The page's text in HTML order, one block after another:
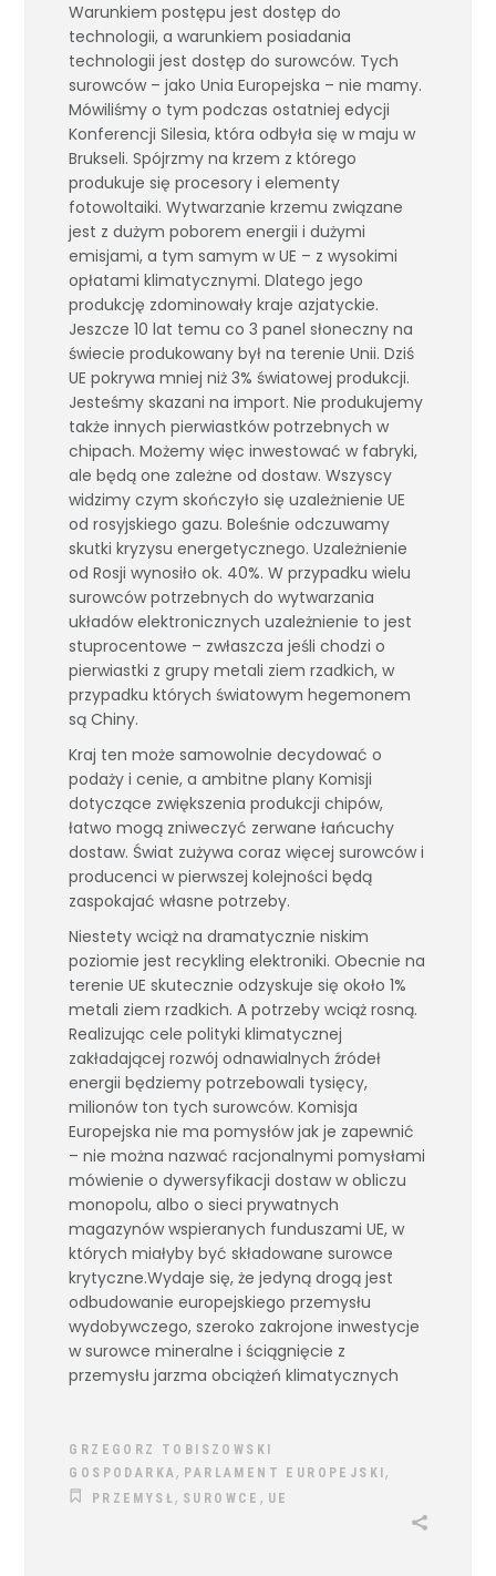
Warunkiem postępu jest dostęp do
technologii, a warunkiem posiadania
technologii jest dostęp do surowców. Tych
surowców – jako Unia Europejska – nie mamy.
Mówiliśmy o tym podczas ostatniej edycji
Konferencji Silesia, która odbyła się w maju w
Brukseli. Spójrzmy na krzem z którego
produkuje się procesory i elementy
fotowoltaiki. Wytwarzanie krzemu związane
jest z dużym poborem energii i dużymi
emisjami, a tym samym w UE – z wysokimi
opłatami klimatycznymi. Dlatego jego
produkcję zdominowały kraje azjatyckie.
Jeszcze 10 lat temu co 3 panel słoneczny na
świecie produkowany był na terenie Unii. Dziś
UE pokrywa mniej niż 3% światowej produkcji.
Jesteśmy skazani na import. Nie produkujemy
także innych pierwiastków potrzebnych w
chipach. Możemy więc inwestować w fabryki,
ale będą one zależne od dostaw. Wszyscy
widzimy czym skończyło się uzależnienie UE
od rosyjskiego gazu. Boleśnie odczuwamy
skutki kryzysu energetycznego. Uzależnienie
od Rosji wynosiło ok. 40%. W przypadku wielu
surowców potrzebnych do wytwarzania
układów elektronicznych uzależnienie to jest
stuprocentowe – zwłaszcza jeśli chodzi o
pierwiastki z grupy metali ziem rzadkich, w
przypadku których światowym hegemonem
są Chiny.
Kraj ten może samowolnie decydować o
podaży i cenie, a ambitne plany Komisji
dotyczące zwiększenia produkcji chipów,
łatwo mogą zniweczyć zerwane łańcuchy
dostaw. Świat zużywa coraz więcej surowców i
producenci w pierwszej kolejności będą
zaspokajać własne potrzeby.
Niestety wciąż na dramatycznie niskim
poziomie jest recykling elektroniki. Obecnie na
terenie UE skutecznie odzyskuje się około 1%
metali ziem rzadkich. A potrzeby wciąż rosną.
Realizując cele polityki klimatycznej
zakładającej rozwój odnawialnych źródeł
energii będziemy potrzebowali tysięcy,
milionów ton tych surowców. Komisja
Europejska nie ma pomysłów jak je zapewnić
– nie można nazwać racjonalnymi pomysłami
mówienie o dywersyfikacji dostaw w obliczu
monopolu, albo o sieci prywatnych
magazynów wspieranych funduszami UE, w
których miałyby być składowane surowce
krytyczne.Wydaje się, że jedyną drogą jest
odbudowanie europejskiego przemysłu
wydobywczego, szeroko zakrojone inwestycje
w surowce mineralne i ściągnięcie z
przemysłu jarzma obciążeń klimatycznych
GRZEGORZ TOBISZOWSKI
GOSPODARKA, PARLAMENT EUROPEJSKI,
PRZEMYSŁ, SUROWCE , UE